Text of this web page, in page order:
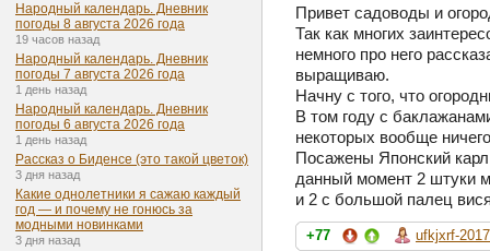
Привет садоводы и
Так как многих
немного про него
выращиваю.
Начну с того, что
В том году с
некоторых вообще
Посажены Японский
данный момент 2 штуки
и 2 с большой палец
+77 ufkjxrf-2017
Народный календарь. Дневник
погоды 8 августа 2026 года
19 часов назад
Народный календарь. Дневник
погоды 7 августа 2026 года
1 день назад
Народный календарь. Дневник
погоды 6 августа 2026 года
1 день назад
Рассказ о Биденсе (это такой цветок)
3 дня назад
Какие однолетники я сажаю каждый
год — и почему не гонюсь за
модными новинками
3 дня назад